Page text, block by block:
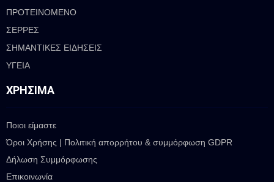
ΠΡΟΤΕΙΝΟΜΕΝΟ
ΣΕΡΡΕΣ
ΣΗΜΑΝΤΙΚΕΣ ΕΙΔΗΣΕΙΣ
ΥΓΕΙΑ
ΧΡΉΣΙΜΑ
Ποιοι είμαστε
Όροι Χρήσης | Πολιτική απορρήτου & συμμόρφωση GDPR
Δήλωση Συμμόρφωσης
Επικοινωνία